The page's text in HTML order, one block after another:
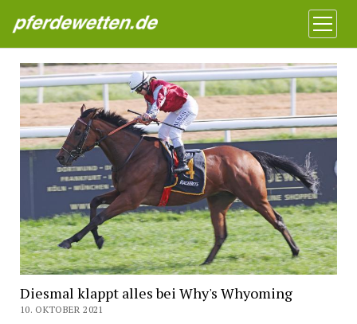
Pferdewetten News
Menü
öffnen
Diesmal klappt alles bei Why's Whyoming
10. OKTOBER 2021